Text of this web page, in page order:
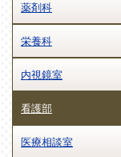
薬剤科
栄養科
内視鏡室
看護部
医療相談室